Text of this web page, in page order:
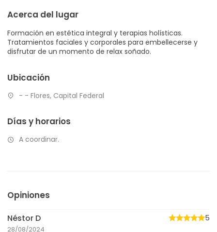
Acerca del lugar
Formación en estética integral y terapias holísticas.
Tratamientos faciales y corporales para embellecerse y
disfrutar de un momento de relax soñado.
Ubicación
- - Flores, Capital Federal
Días y horarios
A coordinar.
Opiniones
Néstor D
28/08/2024
5